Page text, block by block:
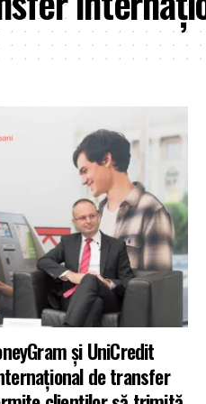
şi UniCredit
de transfer